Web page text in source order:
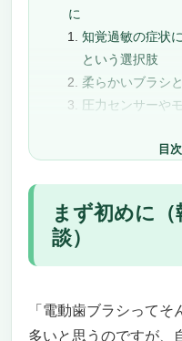
に
知覚過敏の症状
という選択肢
柔らかいブラシ
圧力センサーや
使用時間と習慣
に
腔ケア生活へ
め19選
フィリップス ソ
目
まず初めに
談）
「電動歯ブラシって
多いと思うのですが、